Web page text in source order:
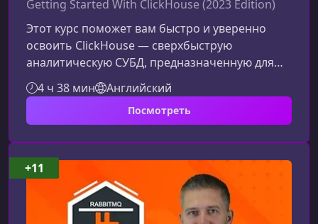
Getting Started With ClickHouse (2023 Edition)
Этот курс поможет вам быстро и уверенно
освоить ClickHouse — сверхбыструю
аналитическую СУБД, предназначенную для
работы с огромными объёмами данных.
Материал подходит как новичкам, так и
практикующим инженерам, благодаря чёткой
структуре, множеству примеров и упору на
реальные сценарии применения.Что делает
этот курс ценнымСильные стороны
программы основаны на практическом опыте
и детально проработанной подаче материала.
Вы получите не просто
4 ч 38 мин Английский
Посмотреть
+11